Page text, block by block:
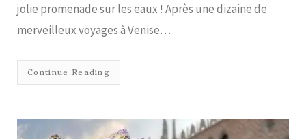
jolie promenade sur les eaux ! Après une dizaine de
merveilleux voyages à Venise…
Continue Reading